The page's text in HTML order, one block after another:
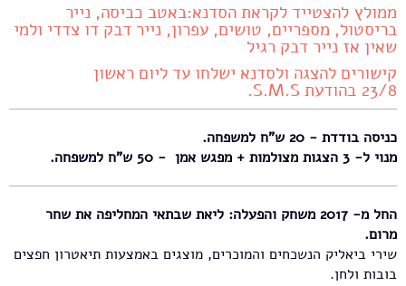
ממולץ להצטייד לקראת הסדנא:באטב כביסה, נייר
בריסטול, מספריים, טושים, עפרון, נייר דבק דו צדדי ולמי
שאין אז נייר דבק רגיל
קישורים להצגה ולסדנא ישלחו עד ליום ראשון
23/8 בהודעת S.M.S.
כניסה בודדת - 20 ש"ח למשפחה.
מנוי ל- 3 הצגות מצולמות + מפגש אמן - 50 ש"ח למשפחה.
החל מ- 2017 משחק והפעלה: ליאת שבתאי המחליפה את שחר
מרום.
שירי ביאליק הנשכחים והמוכרים, מוצגים באמצעות תיאטרון חפצים
בובות ולחן.